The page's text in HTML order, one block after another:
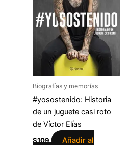
Biografías y memorías
#yosostenido: Historia
de un juguete casi roto
de Víctor Elías
$109
Añadir al